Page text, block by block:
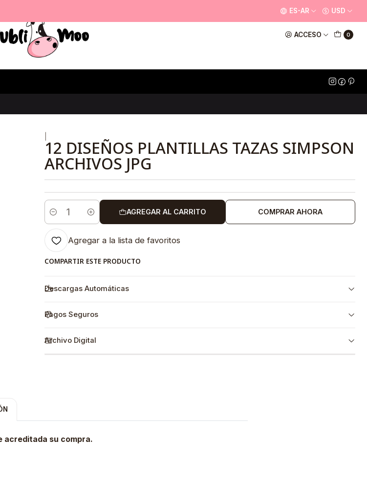
ACCESO 0
ES-AR USD
12 DISEÑOS PLANTILLAS TAZAS SIMPSON
ARCHIVOS JPG
Cantidad
AGREGAR AL CARRITO COMPRAR AHORA
Agregar a la lista de favoritos
COMPARTIR ESTE PRODUCTO
Descargas Automáticas
Pagos Seguros
Archivo Digital
acreditada su compra.